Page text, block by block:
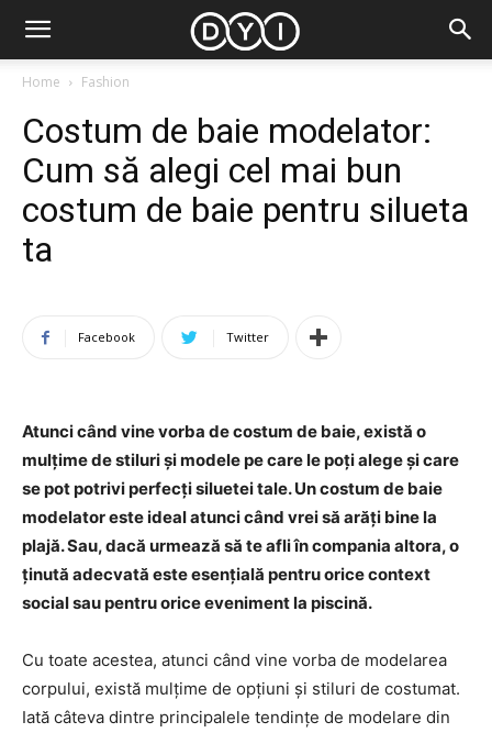
Home Fashion
Costum de baie modelator:
Cum să alegi cel mai bun
costum de baie pentru silueta
ta
Facebook Twitter
Atunci când vine vorba de costum de baie, există o
mulțime de stiluri și modele pe care le poți alege și care
se pot potrivi perfecți siluetei tale. Un costum de baie
modelator este ideal atunci când vrei să arăți bine la
plajă. Sau, dacă urmează să te afli în compania altora, o
ținută adecvată este esențială pentru orice context
social sau pentru orice eveniment la piscină.
Cu toate acestea, atunci când vine vorba de modelarea
corpului, există mulțime de opțiuni și stiluri de costumat.
Iată câteva dintre principalele tendințe de modelare din